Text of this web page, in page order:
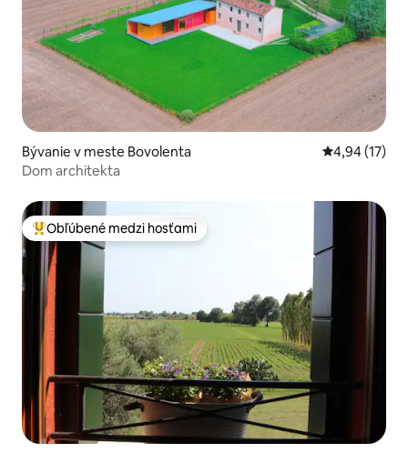
Bývanie v meste Bovolenta Priemerné
4,94 (17)
Dom architekta
Najobľúbenejšie medzi hosťami
Obľúbené medzi hosťami